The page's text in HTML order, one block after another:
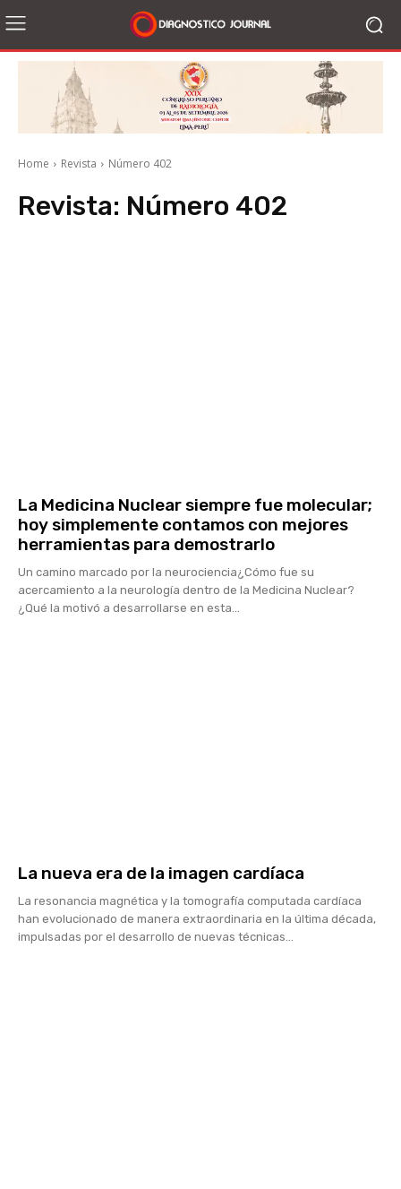
Home Revista Número 402
Revista: Número 402
La Medicina Nuclear siempre fue molecular;
hoy simplemente contamos con mejores
herramientas para demostrarlo
Un camino marcado por la neurociencia¿Cómo fue su
acercamiento a la neurología dentro de la Medicina Nuclear?
¿Qué la motivó a desarrollarse en esta...
La nueva era de la imagen cardíaca
La resonancia magnética y la tomografía computada cardíaca
han evolucionado de manera extraordinaria en la última década,
impulsadas por el desarrollo de nuevas técnicas...